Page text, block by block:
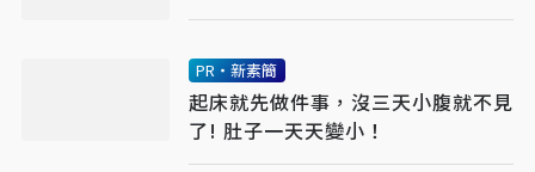
PR・新素簡
起床就先做件事，沒三天小腹就不見
了! 肚子一天天變小！